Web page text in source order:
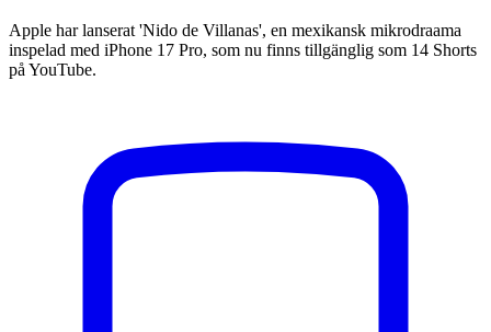
Apple har lanserat 'Nido de Villanas', en mexikansk mikrodraama
inspelad med iPhone 17 Pro, som nu finns tillgänglig som 14 Shorts
på YouTube.